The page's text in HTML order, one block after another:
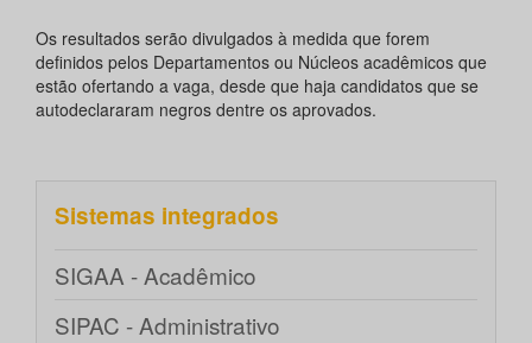
Os resultados serão divulgados à medida que forem
definidos pelos Departamentos ou Núcleos acadêmicos que
estão ofertando a vaga, desde que haja candidatos que se
autodeclararam negros dentre os aprovados.
Sistemas integrados
SIGAA - Acadêmico
SIPAC - Administrativo